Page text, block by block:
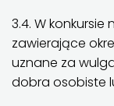
3.4. W
zawierające
uznane za
dobra osobiste